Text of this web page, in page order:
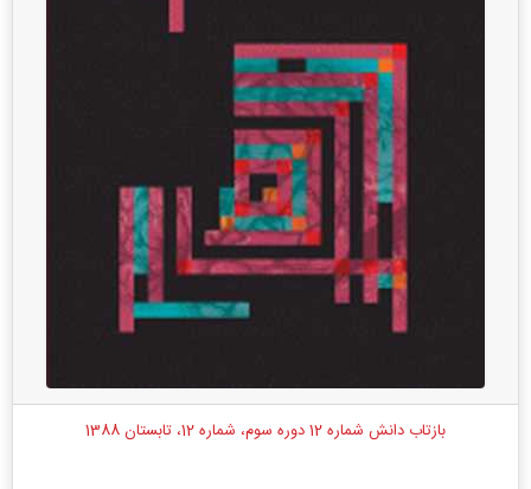
بازتاب دانش شماره 12 دوره سوم، شماره 12، تابستان 1388